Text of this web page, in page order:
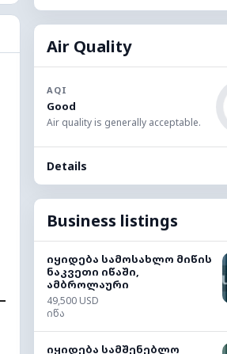
Air Quality
AQI
Good
Air quality is generally acceptable.
Details
Business listings
იყიდება სამოსახლო მიწის
ნაკვეთი იწაში,
ამბროლაური
49,500 USD
იწა
იყიდება სამშენებლო